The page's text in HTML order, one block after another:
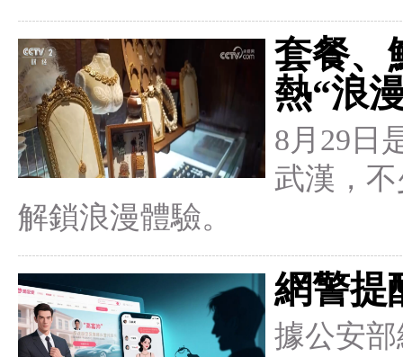
套餐、
熱“浪
8月29日
武漢，
解鎖浪漫體驗。
網警提
據公安